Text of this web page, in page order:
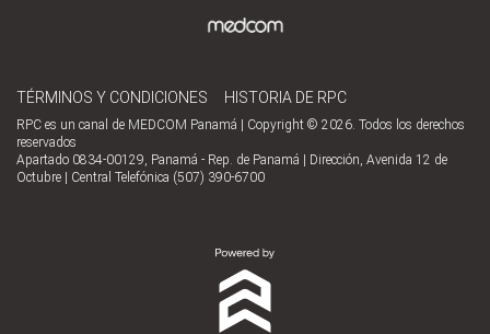
TÉRMINOS Y CONDICIONES HISTORIA DE RPC
RPC es un canal de MEDCOM Panamá | Copyright © 2026. Todos los derechos
reservados
Apartado 0834-00129, Panamá - Rep. de Panamá | Dirección, Avenida 12 de
Octubre | Central Telefónica (507) 390-6700